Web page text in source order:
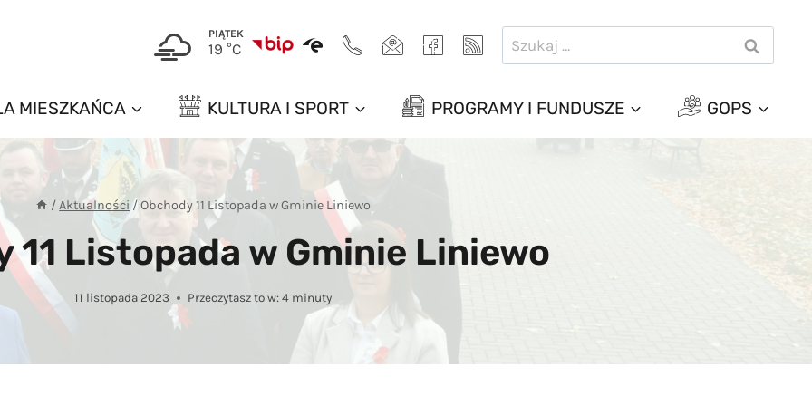
PIĄTEK
19 °C
Szukaj:
MIESZKAŃCA KULTURA I SPORT PROGRAMY I FUNDUSZE GOPS
/Aktualności /Obchody 11 Listopada w Gminie Liniewo
11 Listopada w Gminie Liniewo
11 listopada 2023 Przeczytasz to w: 4 minuty